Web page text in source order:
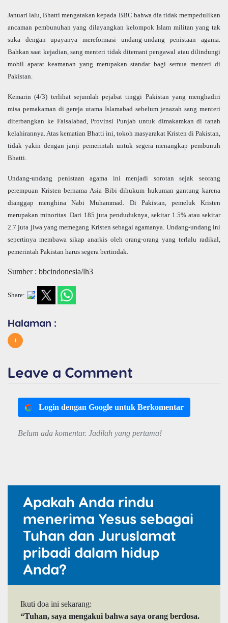
Januari lalu, Bhatti mengatakan kepada BBC bahwa dia tidak mempedulikan
ancaman pembunuhan yang dilayangkan kelompok Islam militan yang tak
suka dengan upayanya mereformasi undang-undang penistaan agama.
Bahkan saat kejadian, sang menteri tidak ditemani pengawal atau dilindungi
mobil aparat keamanan yang merupakan standar bagi semua menteri di
Pakistan.
Kemarin (4/3) terlihat sejumlah pejabat tinggi Pakistan yang menghadiri
misa pemakaman di gereja utama Islamabad sebelum jenazah sang menteri
diterbangkan ke Faisalabad, Provinsi Punjab untuk dimakamkan di tanah
kelahirannya. Atas kematian Bhatti ini, tokoh masyarakat Kristen di Pakistan,
tidak yakin dengan janji pemerintah untuk segera menangkap pembunuh
Bhatti.
Undang-undang penistaan agama ini menjadi sorotan sejak seorang
perempuan Kristen bernama Asia Bibi dihukum hukuman gantung karena
dianggap menghina Nabi Muhammad. Di Pakistan, pemeluk Kristen
merupakan minoritas. Dari 185 juta penduduknya, sekitar 1.5% atau sekitar
2.7 juta jiwa yang memegang Kristen sebagai agamanya. Undang-undang ini
sepertinya membawa sikap anarkis oleh orang-orang yang terlalu radikal,
pemerintah Pakistan harus segera bertindak.
Sumber : bbcindonesia/lh3
Share:
Halaman :
1
Leave a Comment
Login dengan Google untuk Berkomentar
Belum ada komentar. Jadilah yang pertama!
Apakah Anda rindu
menerima Yesus sebagai
Tuhan dan Juruslamat
pribadi dalam hidup
Anda?
Ikuti doa ini sekarang:
“Tuhan, saya mengakui bahwa saya orang berdosa.